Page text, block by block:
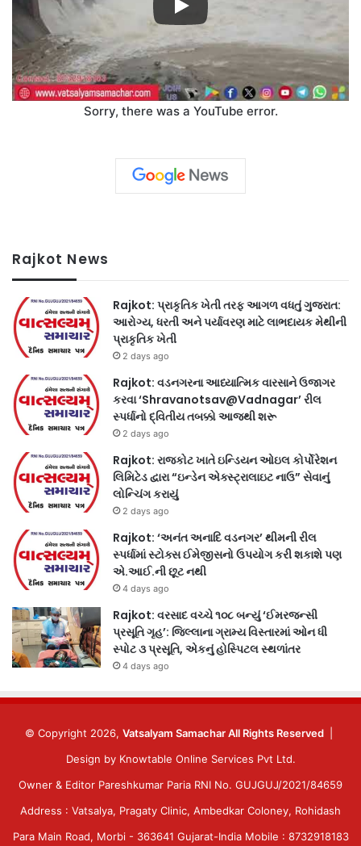
Sorry, there was a YouTube error.
Rajkot News
Rajkot: પ્રાકૃતિક ખેતી તરફ આગળ વધતું ગુજરાત:
આરોગ્ય, ધરતી અને પર્યાવરણ માટે લાભદાયક મેથીની
પ્રાકૃતિક ખેતી
2 days ago
Rajkot: વડનગરના આધ્યાત્મિક વારસાને ઉજાગર
કરવા ‘Shravanotsav@Vadnagar’ રીલ
સ્પર્ધાનો દ્વિતીય તબક્કો આજથી શરૂ
2 days ago
Rajkot: રાજકોટ ખાતે ઇન્ડિયન ઓઇલ કોર્પોરેશન
લિમિટેડ દ્વારા “ઇન્ડેન એક્સ્ટ્રાલાઇટ નાઉ” સેવાનું
લોન્ચિંગ કરાયું
2 days ago
Rajkot: ‘અનંત અનાદિ વડનગર’ થીમની રીલ
સ્પર્ધામાં સ્ટોક્સ ઈમેજીસનો ઉપયોગ કરી શકાશે પણ
એ.આઈ.ની છૂટ નથી
4 days ago
Rajkot: વરસાદ વચ્ચે ૧૦૮ બન્યું ‘ઈમરજન્સી
પ્રસૂતિ ગૃહ’: જિલ્લાના ગ્રામ્ય વિસ્તારમાં ઓન ધી
સ્પોટ ૩ પ્રસૂતિ, એકનું હોસ્પિટલ સ્થળાંતર
4 days ago
© Copyright 2026, Vatsalyam Samachar All Rights Reserved
Design by Knowtable Online Services Pvt Ltd.
Owner & Editor Pareshkumar Paria RNI No. GUJGUJ/2021/84659
Address : Vatsalya, Pragaty Clinic, Ambedkar Coloney, Rohidash
Para Main Road, Morbi - 363641 Gujarat-India Mobile : 8732918183